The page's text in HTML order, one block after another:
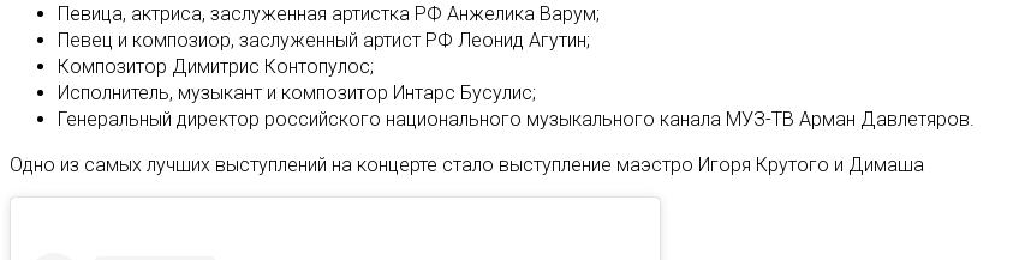
Певица, актриса, заслуженная артистка РФ Анжелика Варум;
Певец и композиор, заслуженный артист РФ Леонид Агутин;
Композитор Димитрис Контопулос;⠀
Исполнитель, музыкант и композитор Интарс Бусулис;⠀
Генеральный директор российского национального музыкального канала МУЗ-ТВ Арман Давлетяров.⠀
Одно из самых лучших выступлений на концерте стало выступление маэстро Игоря Крутого и Димаша